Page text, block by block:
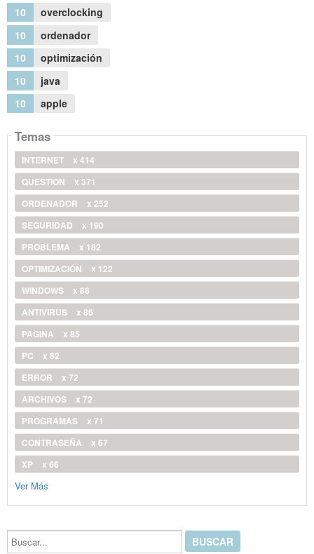
10
overclocking
10
ordenador
10
optimización
10
java
10
apple
Temas
INTERNET
x 414
QUESTION
x 371
ORDENADOR
x 252
SEGURIDAD
x 190
PROBLEMA
x 182
OPTIMIZACIÓN
x 122
WINDOWS
x 88
ANTIVIRUS
x 86
PAGINA
x 85
PC
x 82
ERROR
x 72
ARCHIVOS
x 72
PROGRAMAS
x 71
CONTRASEÑA
x 67
XP
x 66
Ver Más
Buscar...